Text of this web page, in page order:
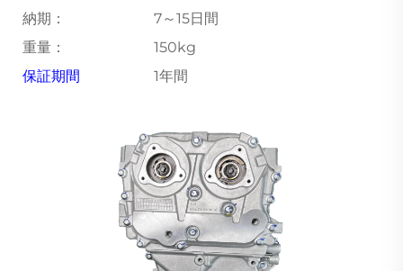
納期：
7～15日間
重量：
150kg
保証期間
1年間